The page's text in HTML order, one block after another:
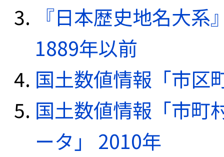
『日本歴史地名大
1889年以前
国土数値情報「市区
国土数値情報「市町
ータ」 2010年